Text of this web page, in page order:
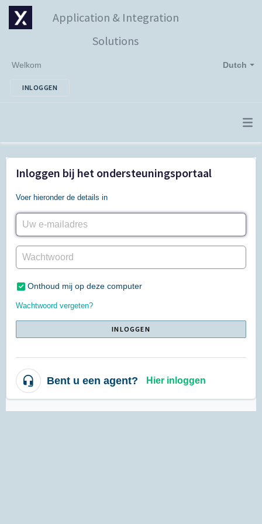
Application & Integration
Solutions
Dutch
Welkom
INLOGGEN
Inloggen bij het ondersteuningsportaal
Voer hieronder de details in
Onthoud mij op deze computer
Wachtwoord vergeten?
INLOGGEN
Bent u een agent? Hier inloggen